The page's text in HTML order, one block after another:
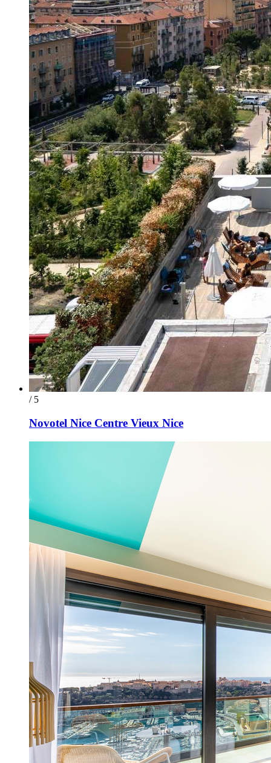
/ 5
Novotel Nice Centre Vieux Nice